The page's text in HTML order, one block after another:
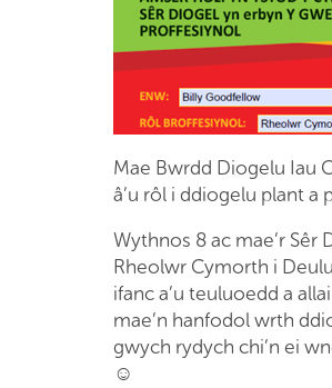
Mae Bwrdd Diogelu Iau
â’u rôl i ddiogelu plant a
Wythnos 8 ac mae’r Sêr
Rheolwr Cymorth i
ifanc a’u teuluoedd a
mae’n hanfodol wrth
gwych rydych chi’n ei
☺